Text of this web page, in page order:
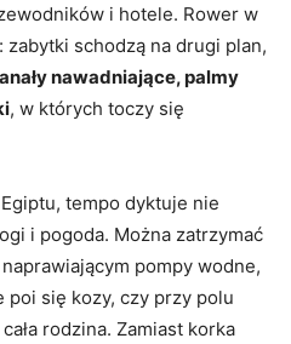
i hotele. Rower w
schodzą na drugi plan,
nawadniające, palmy
, w których toczy się
tempo dyktuje nie
i pogoda. Można zatrzymać
pompy wodne,
się kozy, czy przy polu
rodzina. Zamiast korka